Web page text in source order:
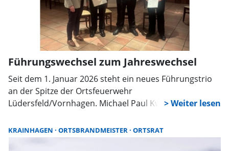
Führungswechsel zum Jahreswechsel
Seit dem 1. Januar 2026 steht ein neues Führungstrio
an der Spitze der Ortsfeuerwehr
Lüdersfeld/Vornhagen. Michael Paul Kwasniok als
als stellvertretende Ortsbrandmeister leiten in Zukunft
die Wehr.
KRAINHAGEN ORTSBRANDMEISTER ORTSRAT